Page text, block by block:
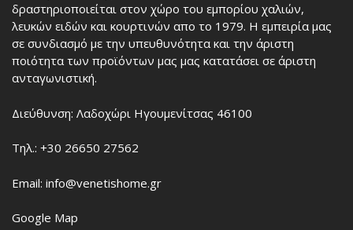
δραστηριοποιείται στον χώρο του εμπορίου χαλιών,
λευκών ειδών και κουρτινών απο το 1979. Η εμπειρία μας
σε συνδιασμό με την υπευθυνότητα και την άριστη
ποιότητα των προϊόντων μας μας κατατάσει σε άριστη
ανταγωνιστική.
Διεύθυνση: Λαδοχώρι Ηγουμενίτσας 46100
Τηλ.: +30 26650 27562
Email: info@venetishome.gr
Google Map